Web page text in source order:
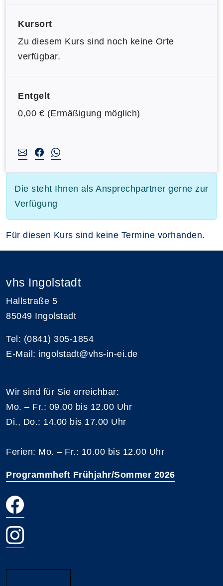
Kursort
Zu diesem Kurs sind noch keine Orte
verfügbar.
Entgelt
0,00 € (Ermäßigung möglich)
Die steht Ihnen als Ansprechpartner gerne zur
Verfügung
Für diesen Kurs sind keine Termine vorhanden.
vhs Ingolstadt
Hallstraße 5
85049 Ingolstadt
Tel: (0841) 305-1854
E-Mail: ingolstadt@vhs-in-ei.de
Wir sind für Sie erreichbar:
Mo. – Fr.: 09.00 bis 12.00 Uhr
Di., Do.: 14.00 bis 17.00 Uhr
Ferien: Mo. – Fr.: 10.00 bis 12.00 Uhr
Programmheft Frühjahr/Sommer 2026